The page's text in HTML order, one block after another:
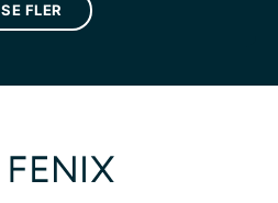
SE FLER